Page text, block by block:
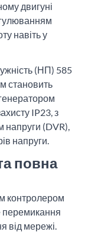
двигуні
навіть у
(НП) 585
становить
IP23, з
(DVR),
напруги.
повна
контролером
перемикання
від мережі.